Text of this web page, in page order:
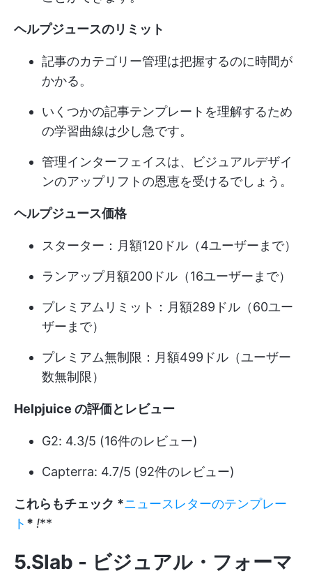
ヘルプジュースのリミット
記事のカテゴリー管理は把握するのに時間が
かかる。
いくつかの記事テンプレートを理解するため
の学習曲線は少し急です。
管理インターフェイスは、ビジュアルデザイ
ンのアップリフトの恩恵を受けるでしょう。
ヘルプジュース価格
スターター：月額120ドル（4ユーザーまで）
ランアップ月額200ドル（16ユーザーまで）
プレミアムリミット：月額289ドル（60ユー
ザーまで）
プレミアム無制限：月額499ドル（ユーザー
数無制限）
Helpjuice の評価とレビュー
G2: 4.3/5 (16件のレビュー)
Capterra: 4.7/5 (92件のレビュー)
これらもチェック *ニュースレターのテンプレー
ト * !**
5.Slab - ビジュアル・フォーマ